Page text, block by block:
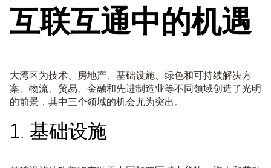
互联互通中的机遇
大湾区为技术、房地产、基础设施、绿色和可持续解决方
案、物流、贸易、金融和先进制造业等不同领域创造了光明
的前景，其中三个领域的机会尤为突出。
1. 基础设施